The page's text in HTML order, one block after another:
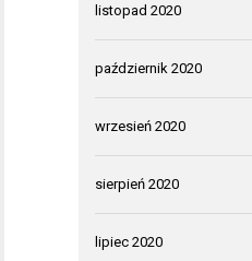
listopad 2020
październik 2020
wrzesień 2020
sierpień 2020
lipiec 2020